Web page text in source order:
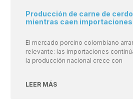
Producción de carne de
mientras caen
El mercado porcino colombiano
relevante: las importaciones
la producción nacional crece con
LEER MÁS